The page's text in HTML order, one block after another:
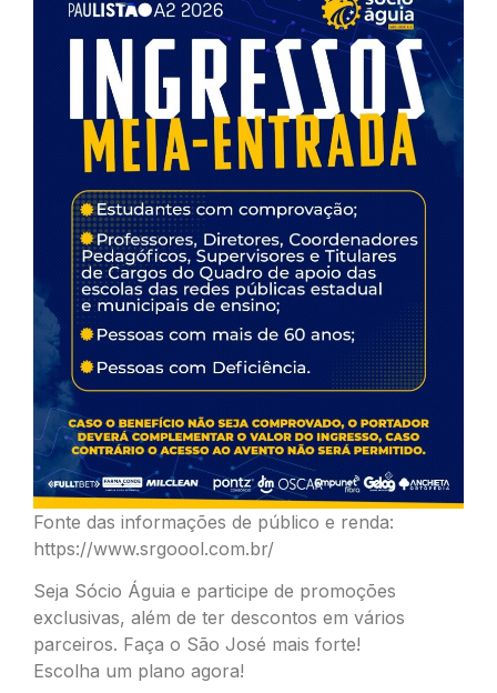
Fonte das informações de público e renda:
https://www.srgoool.com.br/
Seja Sócio Águia e participe de promoções
exclusivas, além de ter descontos em vários
parceiros. Faça o São José mais forte!
Escolha um plano agora!